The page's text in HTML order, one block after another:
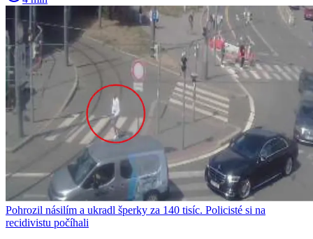
Pohrozil násilím a ukradl šperky za 140 tisíc. Policisté si na
recidivistu počíhali